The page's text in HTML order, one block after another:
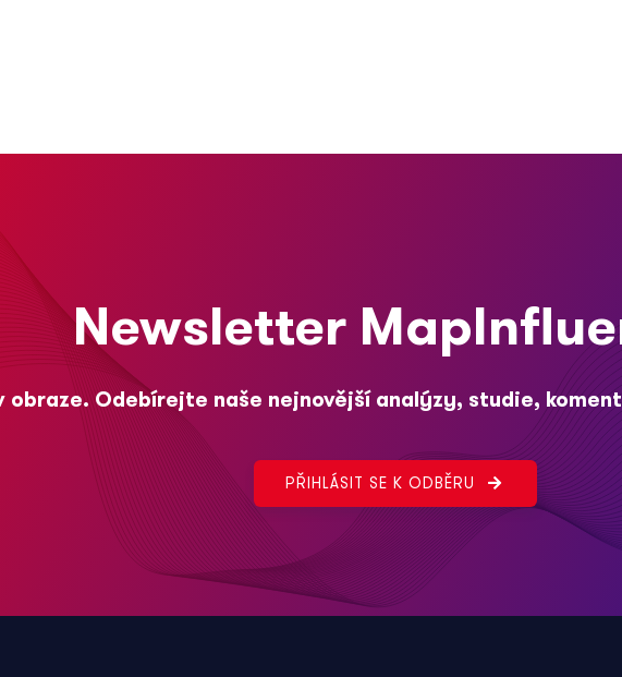
Newsletter
obraze. Odebírejte naše nejnovější analýzy, studie,
PŘIHLÁSIT SE K ODBĚRU